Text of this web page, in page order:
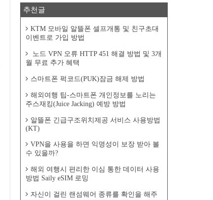
추천글
KTM 모바일 알뜰폰 셀프개통 및 친구초대
이벤트로 가입 방법
노드 VPN 오류 HTTP 451 해결 방법 및 3개
월 무료 추가 혜택
스마트폰 퍽코드(PUK)잠금 해제 방법
해외여행 팁-스마트폰 개인정보를 노리는
주스재킹(Juice Jacking) 예방 방법
알뜰폰 긴급구조위치제공 서비스 사용방법
(KT)
VPN을 사용을 하면 익명성이 보장 받아 볼
수 있을까?
해외 여행시 편리한 이심 통한 데이터 사용
방법 Saily eSIM 로밍
자신이 걸린 랜섬웨어 종류를 확인을 해주